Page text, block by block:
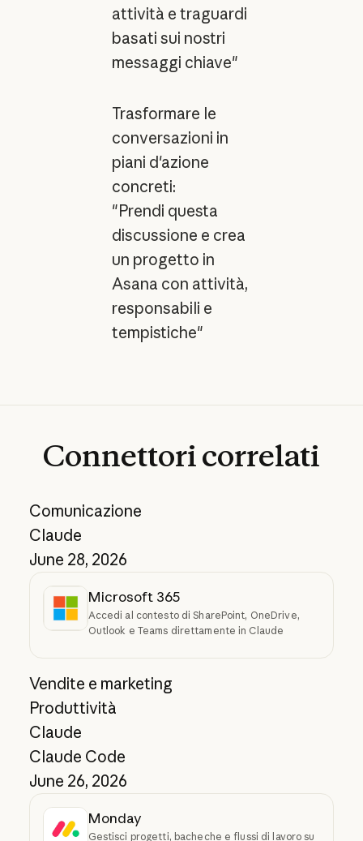
attività e traguardi
basati sui nostri
messaggi chiave"
Trasformare le
conversazioni in
piani d'azione
concreti:
"Prendi questa
discussione e crea
un progetto in
Asana con attività,
responsabili e
tempistiche"
Connettoricorrelati
Comunicazione
Claude
June 28, 2026
Microsoft 365
Accedi al contesto di SharePoint, OneDrive,
Outlook e Teams direttamente in Claude
Vendite e marketing
Produttività
Claude
Claude Code
June 26, 2026
Monday
Gestisci progetti, bacheche e flussi di lavoro su